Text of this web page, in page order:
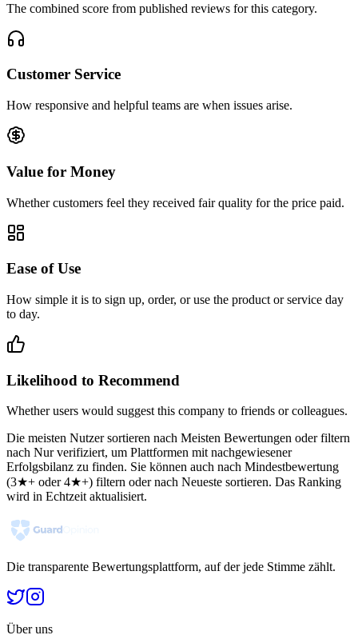
The combined score from published reviews for this category.
Customer Service
How responsive and helpful teams are when issues arise.
Value for Money
Whether customers feel they received fair quality for the price paid.
Ease of Use
How simple it is to sign up, order, or use the product or service day
to day.
Likelihood to Recommend
Whether users would suggest this company to friends or colleagues.
Die meisten Nutzer sortieren nach Meisten Bewertungen oder filtern
nach Nur verifiziert, um Plattformen mit nachgewiesener
Erfolgsbilanz zu finden. Sie können auch nach Mindestbewertung
(3★+ oder 4★+) filtern oder nach Neueste sortieren. Das Ranking
wird in Echtzeit aktualisiert.
Die transparente Bewertungsplattform, auf der jede Stimme zählt.
Über uns